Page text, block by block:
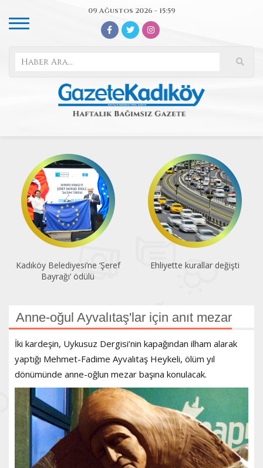
09 Ağustos 2026 - 15:59
Kadıköy Belediyesi’ne ‘Şeref
Bayrağı’ ödülü
Ehliyette kurallar değişti
Anne-oğul Ayvalıtaş'lar için anıt mezar
İki kardeşin, Uykusuz Dergisi’nin kapağından ilham alarak
yaptığı Mehmet-Fadime Ayvalıtaş Heykeli, ölüm yıl
dönümünde anne-oğlun mezar başına konulacak.